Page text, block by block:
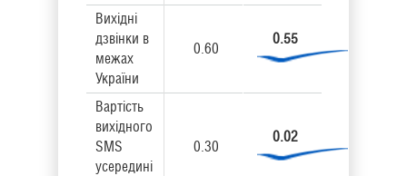
Вихідні
дзвінки в
межах
України
0.60
0.55
Вартість
вихідного
SMS
усередині
0.30
0.02